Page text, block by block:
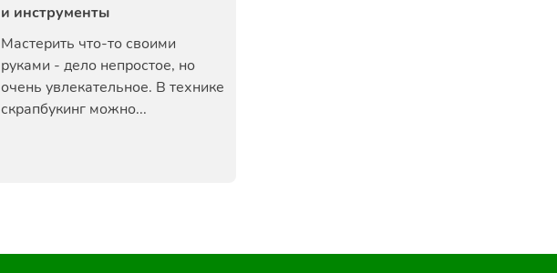
и инструменты
Мастерить что-то своими
руками - дело непростое, но
очень увлекательное. В технике
скрапбукинг можно...